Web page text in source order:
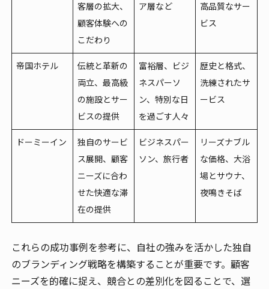
客層の拡大、
顧客体験への
こだわり
ア層など
高品質なサー
ビス
帝国ホテル
伝統と革新の
両立、最高級
の施設とサー
ビスの提供
富裕層、ビジ
ネスパーソ
ン、特別な日
を過ごす人々
歴史と格式、
洗練されたサ
ービス
ドーミーイン
独自のサービ
ス展開、顧客
ニーズに合わ
せた快適な滞
在の提供
ビジネスパー
ソン、旅行者
リーズナブル
な価格、大浴
場とサウナ、
夜鳴きそば
これらの成功事例を参考に、自社の強みを活かした独自
のブランディング戦略を構築することが重要です。顧客
ニーズを的確に捉え、競合との差別化を図ることで、選